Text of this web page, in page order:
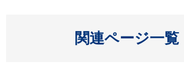
関連ページ一覧
開く